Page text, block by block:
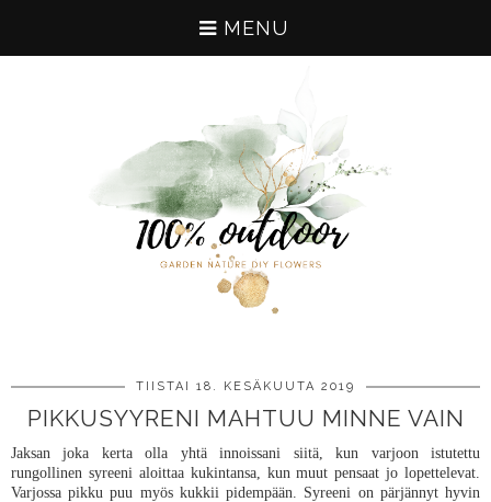
MENU
TIISTAI 18. KESÄKUUTA 2019
PIKKUSYYRENI MAHTUU MINNE VAIN
Jaksan joka kerta olla yhtä innoissani siitä, kun varjoon istutettu
rungollinen syreeni aloittaa kukintansa, kun muut pensaat jo lopettelevat.
Varjossa pikku puu myös kukkii pidempään. Syreeni on pärjännyt hyvin